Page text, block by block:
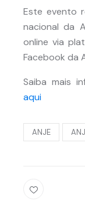
Este evento
nacional da
online via
Facebook da
Saiba mais
aqui
ANJE